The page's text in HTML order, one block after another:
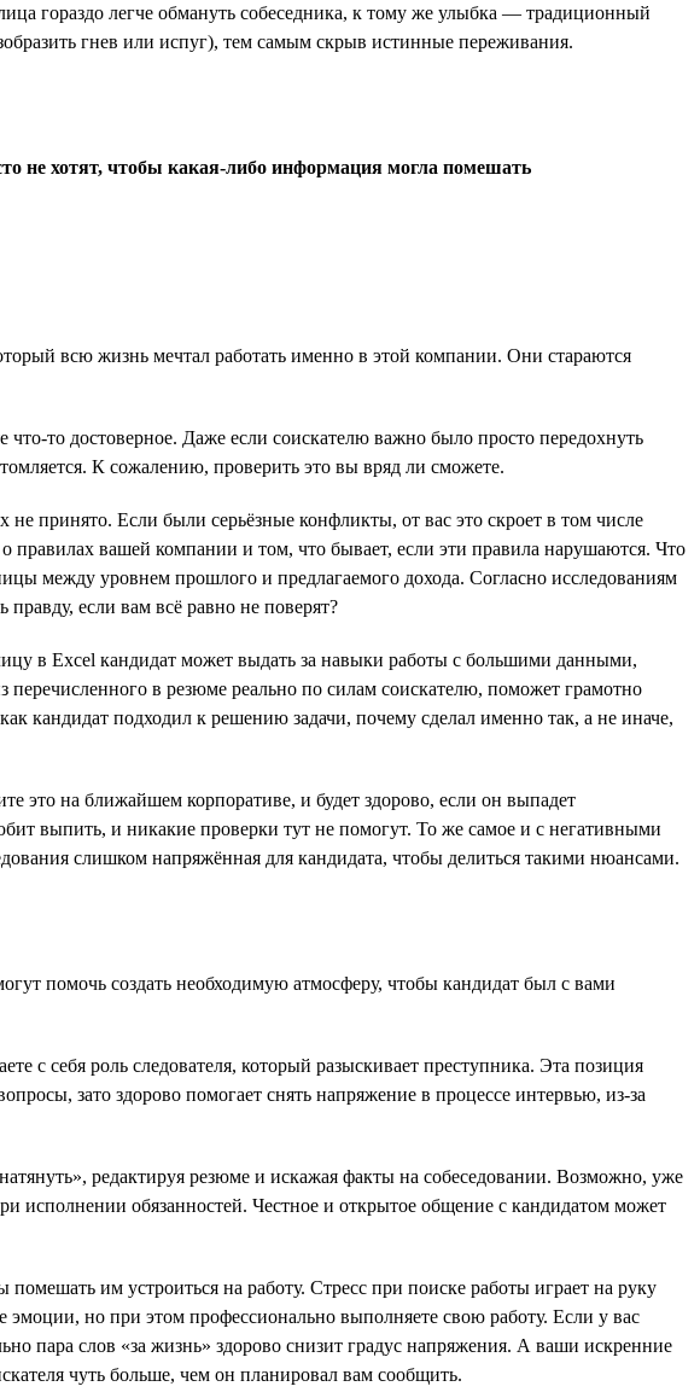
гораздо легче обмануть собеседника, к тому же улыбка — традиционный
гнев или испуг), тем самым скрыв истинные переживания.
не хотят, чтобы какая-либо информация могла помешать
всю жизнь мечтал работать именно в этой компании. Они стараются
то достоверное. Даже если соискателю важно было просто передохнуть
К сожалению, проверить это вы вряд ли сможете.
не принято. Если были серьёзные конфликты, от вас это скроет в том числе
правилах вашей компании и том, что бывает, если эти правила нарушаются. Что
между уровнем прошлого и предлагаемого дохода. Согласно исследованиям
если вам всё равно не поверят?
в Excel кандидат может выдать за навыки работы с большими данными,
в резюме реально по силам соискателю, поможет грамотно
кандидат подходил к решению задачи, почему сделал именно так, а не иначе,
это на ближайшем корпоративе, и будет здорово, если он выпадет
выпить, и никакие проверки тут не помогут. То же самое и с негативными
слишком напряжённая для кандидата, чтобы делиться такими нюансами.
помочь создать необходимую атмосферу, чтобы кандидат был с вами
с себя роль следователя, который разыскивает преступника. Эта позиция
зато здорово помогает снять напряжение в процессе интервью, из-за
редактируя резюме и искажая факты на собеседовании. Возможно, уже
исполнении обязанностей. Честное и открытое общение с кандидатом может
им устроиться на работу. Стресс при поиске работы играет на руку
но при этом профессионально выполняете свою работу. Если у вас
пара слов «за жизнь» здорово снизит градус напряжения. А ваши искренние
чуть больше, чем он планировал вам сообщить.